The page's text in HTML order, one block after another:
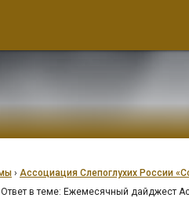
› Ассоциация Слепоглухих России
Ответ в теме: Ежемесячный дайджест